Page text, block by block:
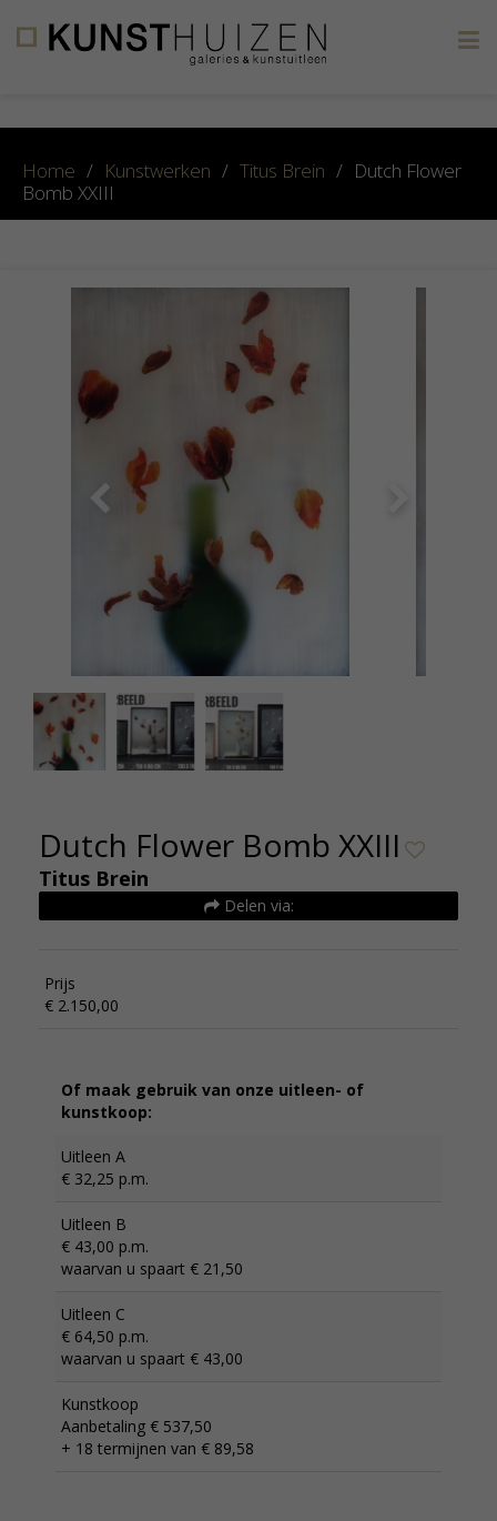
Home / Kunstwerken / Titus Brein / Dutch Flower
Bomb XXIII
Dutch Flower Bomb XXIII
Titus Brein
Delen via:
Prijs
€ 2.150,00
Of maak gebruik van onze uitleen- of
kunstkoop:
Uitleen A
€ 32,25 p.m.
Uitleen B
€ 43,00 p.m.
waarvan u spaart € 21,50
Uitleen C
€ 64,50 p.m.
waarvan u spaart € 43,00
Kunstkoop
Aanbetaling € 537,50
+ 18 termijnen van € 89,58